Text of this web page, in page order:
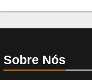
Sobre Nós